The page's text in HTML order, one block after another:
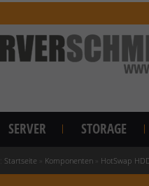
SERVER STORAGE
Startseite Komponenten HotSwap